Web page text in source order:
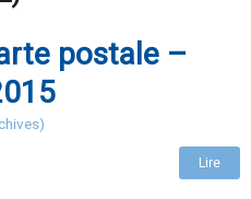
postale –
Lire